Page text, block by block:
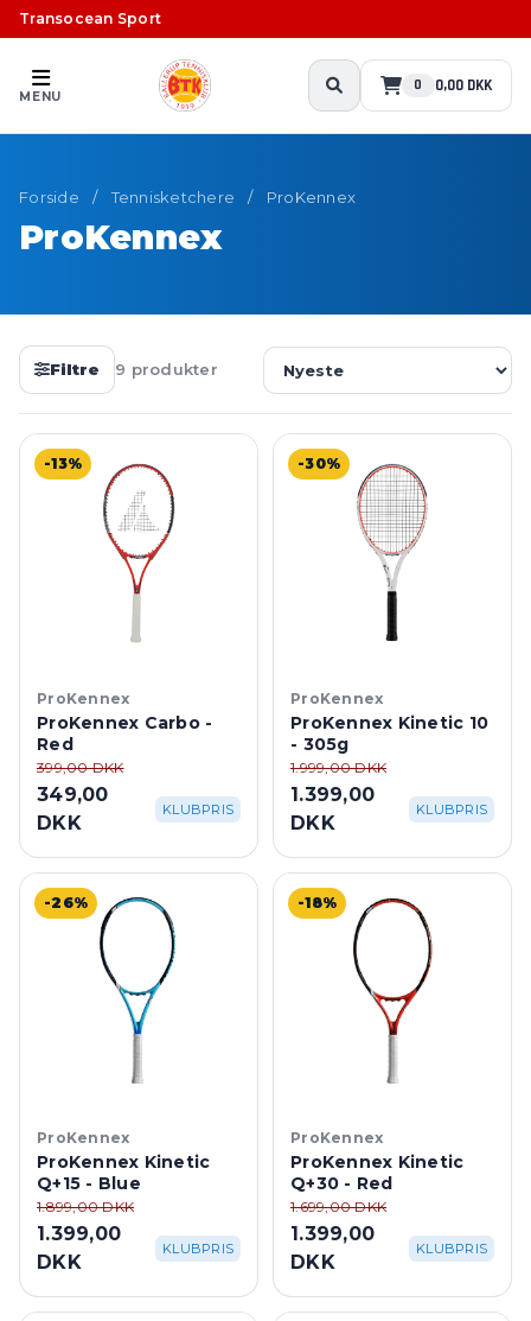
Transocean Sport
MENU
0 0,00 DKK
Forside / Tennisketchere / ProKennex
ProKennex
Filtre 9 produkter
-13%
ProKennex
ProKennex Carbo -
Red
399,00 DKK
349,00
DKK
KLUBPRIS
-30%
ProKennex
ProKennex Kinetic 10
- 305g
1.999,00 DKK
1.399,00
DKK
KLUBPRIS
-26%
ProKennex
ProKennex Kinetic
Q+15 - Blue
1.899,00 DKK
1.399,00
DKK
KLUBPRIS
-18%
ProKennex
ProKennex Kinetic
Q+30 - Red
1.699,00 DKK
1.399,00
DKK
KLUBPRIS